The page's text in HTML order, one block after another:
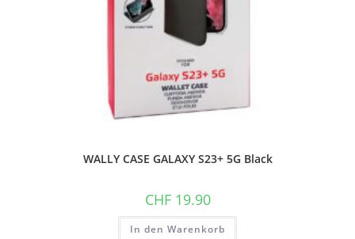
WALLY CASE GALAXY S23+ 5G Black
CHF19.90
In den Warenkorb